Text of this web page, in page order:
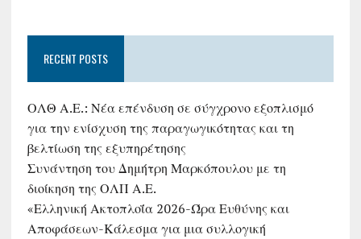
RECENT POSTS
ΟΛΘ Α.Ε.: Νέα επένδυση σε σύγχρονο εξοπλισμό
για την ενίσχυση της παραγωγικότητας και τη
βελτίωση της εξυπηρέτησης
Συνάντηση του Δημήτρη Μαρκόπουλου με τη
διοίκηση της ΟΛΠ Α.Ε.
«Ελληνική Ακτοπλοΐα 2026-Ώρα Ευθύνης και
Αποφάσεων-Κάλεσμα για μια συλλογική